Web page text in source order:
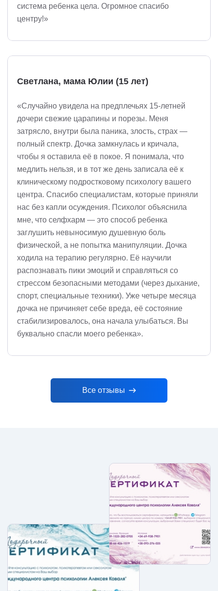
система ребенка цела. Огромное спасибо
центру!»
Светлана, мама Юлии (15 лет)
«Случайно увидела на предплечьях 15-летней
дочери свежие царапины и порезы. Меня
затрясло, внутри была паника, злость, страх —
полный спектр. Дочка замкнулась и кричала,
чтобы я оставила её в покое. Я понимала, что
медлить нельзя, и в тот же день записала её к
клиническому подростковому психологу вашего
центра. Спасибо специалистам, которые приняли
нас без капли осуждения. Психолог объяснила
мне, что селфхарм — это способ ребенка
заглушить невыносимую душевную боль
физической, а не попытка манипуляции. Дочка
ходила на терапию регулярно. Её научили
распознавать пики эмоций и справляться со
стрессом безопасными методами (через дыхание,
спорт, специальные техники). Уже четыре месяца
дочка не причиняет себе вреда, её состояние
стабилизировалось, она начала улыбаться. Вы
буквально спасли моего ребенка».
Все отзывы